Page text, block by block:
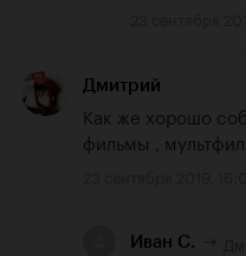
Дмитрий
Как же хорошо
фильмы ,
Иван С.